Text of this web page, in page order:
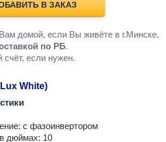
В ЗАКАЗ
домой, если Вы живёте в г.Минске,
по РБ.
если нужен.
White)
с фазоинвертором
дюймах: 10